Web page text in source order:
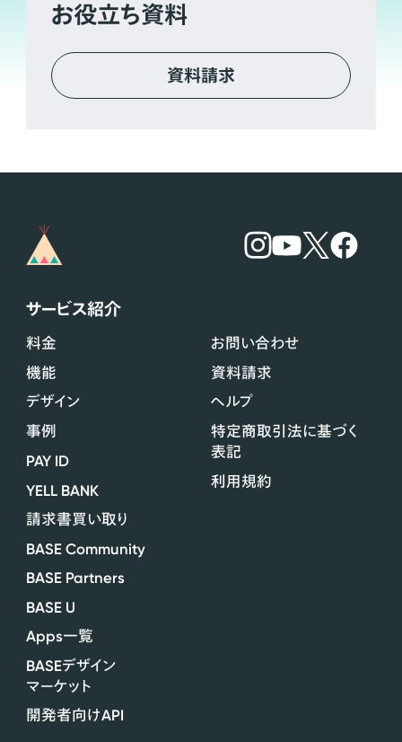
お役立ち資料
資料請求
サービス紹介
料金
機能
デザイン
事例
PAY ID
YELL BANK
請求書買い取り
BASE Community
BASE Partners
BASE U
Apps一覧
BASEデザイン
マーケット
開発者向けAPI
お問い合わせ
資料請求
ヘルプ
特定商取引法に基づく
表記
利用規約